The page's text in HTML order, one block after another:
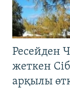
Ресейден
жеткен
арқылы